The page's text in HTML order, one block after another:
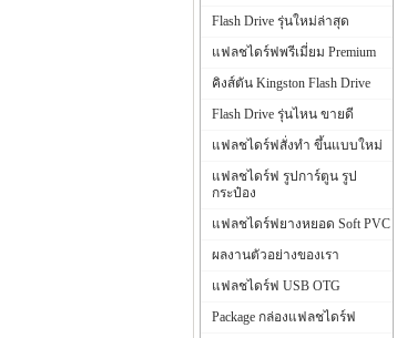
Flash Drive รุ่นใหม่ล่าสุด
แฟลชไดร์ฟพรีเมี่ยม Premium
คิงส์ตัน Kingston Flash Drive
Flash Drive รุ่นไหน ขายดี
แฟลชไดร์ฟสั่งทำ ขึ้นแบบใหม่
แฟลชไดร์ฟ รูปการ์ตูน รูป
กระป๋อง
แฟลชไดร์ฟยางหยอด Soft PVC
ผลงานตัวอย่างของเรา
แฟลชไดร์ฟ USB OTG
Package กล่องแฟลชไดร์ฟ